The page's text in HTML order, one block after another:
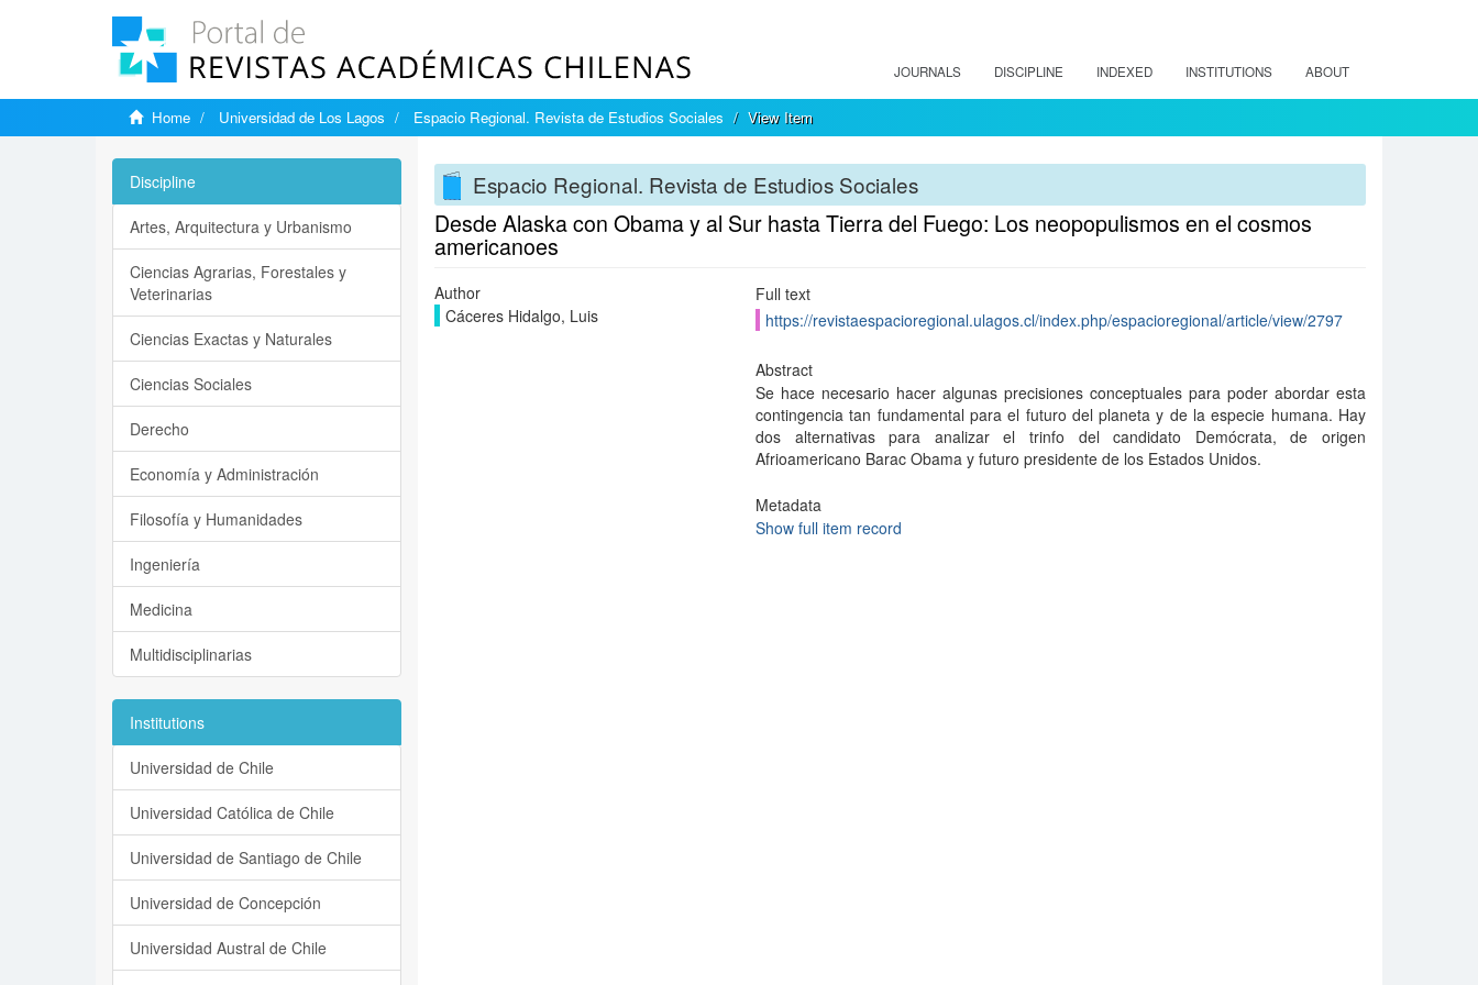
JOURNALS DISCIPLINE INDEXED INSTITUTIONS ABOUT
Home Universidad de Los Lagos Espacio Regional. Revista de Estudios Sociales View Item
Espacio Regional. Revista de Estudios Sociales
Desde Alaska con Obama y al Sur hasta Tierra del Fuego: Los neopopulismos en el cosmos
americanoes
Author
Cáceres Hidalgo, Luis
Full text
https://revistaespacioregional.ulagos.cl/index.php/espacioregional/article/view/2797
Abstract
Se hace necesario hacer algunas precisiones conceptuales para poder abordar esta
contingencia tan fundamental para el futuro del planeta y de la especie humana. Hay
dos alternativas para analizar el trinfo del candidato Demócrata, de origen
Afrioamericano Barac Obama y futuro presidente de los Estados Unidos.
Metadata
Show full item record
Discipline
Artes, Arquitectura y Urbanismo
Ciencias Agrarias, Forestales y
Veterinarias
Ciencias Exactas y Naturales
Ciencias Sociales
Derecho
Economía y Administración
Filosofía y Humanidades
Ingeniería
Medicina
Multidisciplinarias
Institutions
Universidad de Chile
Universidad Católica de Chile
Universidad de Santiago de Chile
Universidad de Concepción
Universidad Austral de Chile